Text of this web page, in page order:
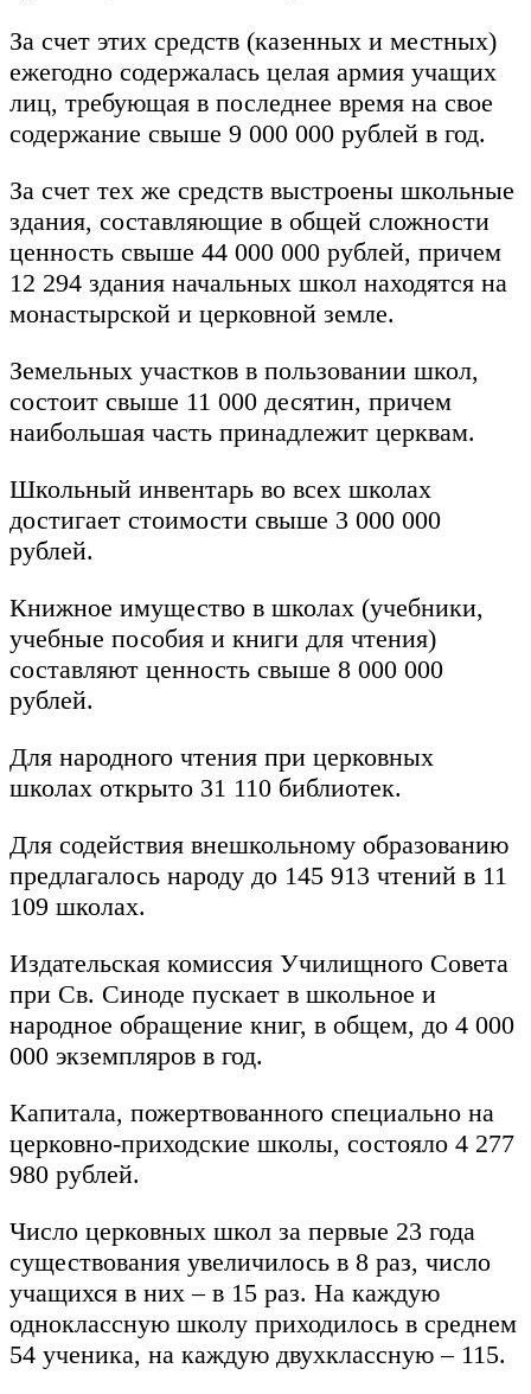
За счет этих средств (казенных и местных)
ежегодно содержалась целая армия учащих
лиц, требующая в последнее время на свое
содержание свыше 9 000 000 рублей в год.
За счет тех же средств выстроены школьные
здания, составляющие в общей сложности
ценность свыше 44 000 000 рублей, причем
12 294 здания начальных школ находятся на
монастырской и церковной земле.
Земельных участков в пользовании школ,
состоит свыше 11 000 десятин, причем
наибольшая часть принадлежит церквам.
Школьный инвентарь во всех школах
достигает стоимости свыше 3 000 000
рублей.
Книжное имущество в школах (учебники,
учебные пособия и книги для чтения)
составляют ценность свыше 8 000 000
рублей.
Для народного чтения при церковных
школах открыто 31 110 библиотек.
Для содействия внешкольному образованию
предлагалось народу до 145 913 чтений в 11
109 школах.
Издательская комиссия Училищного Совета
при Св. Синоде пускает в школьное и
народное обращение книг, в общем, до 4 000
000 экземпляров в год.
Капитала, пожертвованного специально на
церковно-приходские школы, состояло 4 277
980 рублей.
Число церковных школ за первые 23 года
существования увеличилось в 8 раз, число
учащихся в них – в 15 раз. На каждую
одноклассную школу приходилось в среднем
54 ученика, на каждую двухклассную – 115.